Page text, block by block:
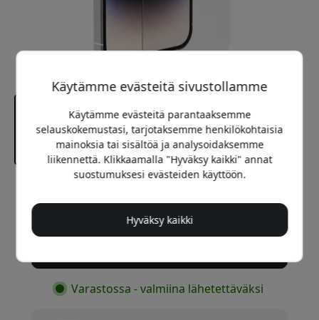
19.99 EUR
Varastossa - valmiina lähetettäväksi
Käytämme evästeitä sivustollamme
Käytämme evästeitä parantaaksemme
selauskokemustasi, tarjotaksemme henkilökohtaisia
mainoksia tai sisältöä ja analysoidaksemme
liikennettä. Klikkaamalla "Hyväksy kaikki" annat
suostumuksesi evästeiden käyttöön.
Hyväksy kaikki